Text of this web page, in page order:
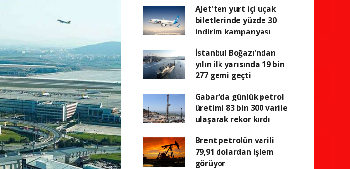
AJet'ten yurt içi uçak
biletlerinde yüzde 30
indirim kampanyası
İstanbul Boğazı'ndan
yılın ilk yarısında 19 bin
277 gemi geçti
Gabar'da günlük petrol
üretimi 83 bin 300 varile
ulaşarak rekor kırdı
Brent petrolün varili
79,91 dolardan işlem
görüyor